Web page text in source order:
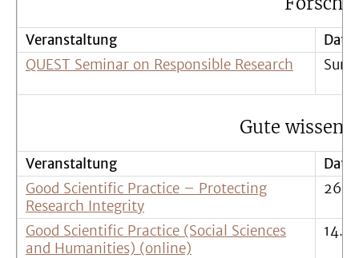
Veranstaltung
QUEST Seminar on Responsible Research
Gute
Veranstaltung
Good Scientific Practice – Protecting
Research Integrity
26.-
Good Scientific Practice (Social Sciences
and Humanities) (online)